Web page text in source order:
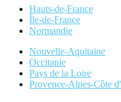
Hauts-de-France
Île-de-France
Normandie
Nouvelle-Aquitaine
Occitanie
Pays de la Loire
Provence-Alpes-Côte